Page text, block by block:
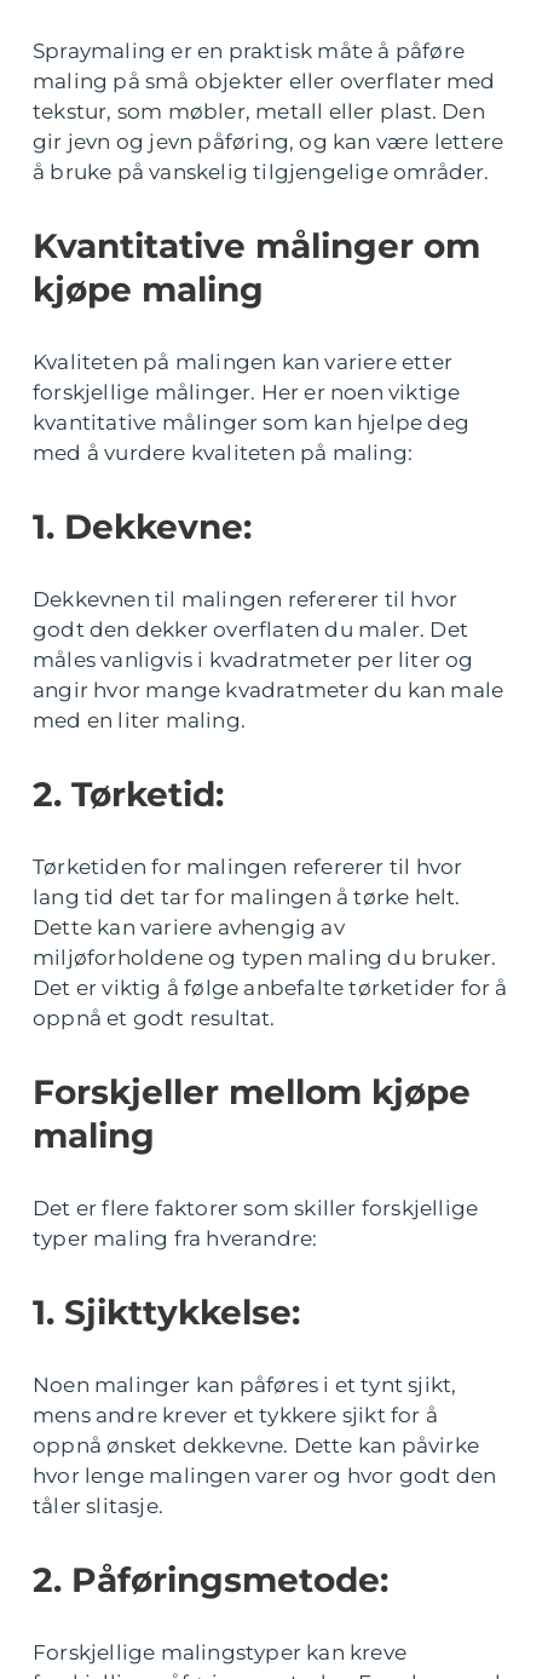
Spraymaling er en praktisk måte å påføre
maling på små objekter eller overflater med
tekstur, som møbler, metall eller plast. Den
gir jevn og jevn påføring, og kan være lettere
å bruke på vanskelig tilgjengelige områder.
Kvantitative målinger om
kjøpe maling
Kvaliteten på malingen kan variere etter
forskjellige målinger. Her er noen viktige
kvantitative målinger som kan hjelpe deg
med å vurdere kvaliteten på maling:
1. Dekkevne:
Dekkevnen til malingen refererer til hvor
godt den dekker overflaten du maler. Det
måles vanligvis i kvadratmeter per liter og
angir hvor mange kvadratmeter du kan male
med en liter maling.
2. Tørketid:
Tørketiden for malingen refererer til hvor
lang tid det tar for malingen å tørke helt.
Dette kan variere avhengig av
miljøforholdene og typen maling du bruker.
Det er viktig å følge anbefalte tørketider for å
oppnå et godt resultat.
Forskjeller mellom kjøpe
maling
Det er flere faktorer som skiller forskjellige
typer maling fra hverandre:
1. Sjikttykkelse:
Noen malinger kan påføres i et tynt sjikt,
mens andre krever et tykkere sjikt for å
oppnå ønsket dekkevne. Dette kan påvirke
hvor lenge malingen varer og hvor godt den
tåler slitasje.
2. Påføringsmetode:
Forskjellige malingstyper kan kreve